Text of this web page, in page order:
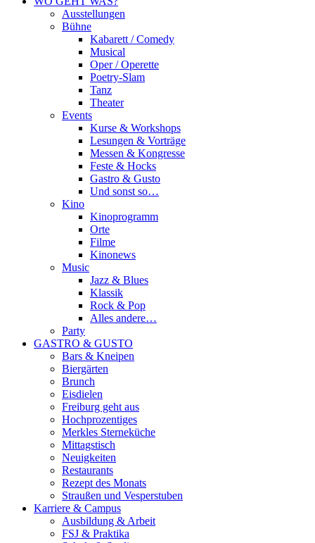
Ausstellungen
Bühne
Kabarett / Comedy
Musical
Oper / Operette
Poetry-Slam
Tanz
Theater
Events
Kurse & Workshops
Lesungen & Vorträge
Messen & Kongresse
Feste & Hocks
Gastro & Gusto
Und sonst so…
Kino
Kinoprogramm
Orte
Filme
Kinonews
Music
Jazz & Blues
Klassik
Rock & Pop
Alles andere…
Party
GASTRO & GUSTO
Bars & Kneipen
Biergärten
Brunch
Eisdielen
Freiburg geht aus
Hochprozentiges
Merkles Sterneküche
Mittagstisch
Neuigkeiten
Restaurants
Rezept des Monats
Straußen und Vesperstuben
Karriere & Campus
Ausbildung & Arbeit
FSJ & Praktika